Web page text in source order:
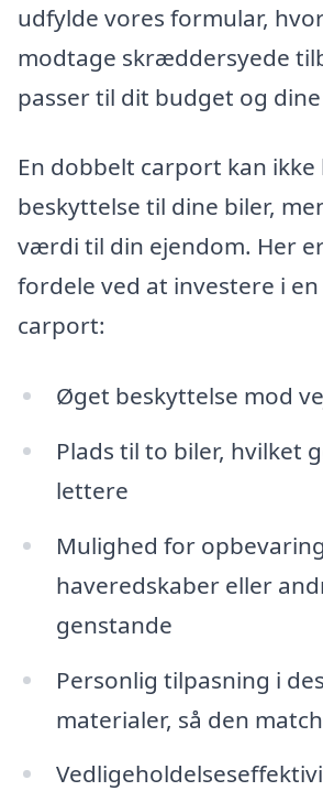
udfylde vores formular,
modtage skræddersyede
passer til dit budget og dine
En dobbelt carport kan ikke
beskyttelse til dine biler,
værdi til din ejendom. Her
fordele ved at investere i
carport:
Øget beskyttelse mod
Plads til to biler, hvilket
lettere
Mulighed for
haveredskaber eller
genstande
Personlig tilpasning i
materialer, så den